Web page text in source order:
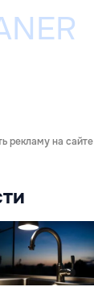
рекламу на сайте